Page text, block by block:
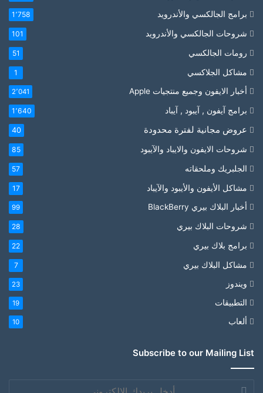
برامج الجالكسي والأندرويد 1٬758
شروحات الجالكسي والأندرويد 101
رومات الجالكسي 51
مشاكل الجلاكسي 1
أخبار الايفون وجميع منتجيات Apple 2٬041
برامج آيفون , آيبود , آيباد 1٬640
عروض مجانية لفترة محدودة 40
شروحات الايفون والايباد والآيبود 85
الجلبريك وملحقاته 57
مشاكل الأيفون والأيبود والآيباد 17
أخبار البلاك بيري BlackBerry 99
شروحات البلاك بيري 28
برامج بلاك بيري 22
مشاكل البلاك بيري 7
ويندوز 23
التطبيقات 19
ألعاب 10
Subscribe to our Mailing List